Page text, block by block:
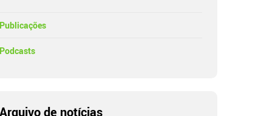
Publicações
Podcasts
Arquivo de notícias